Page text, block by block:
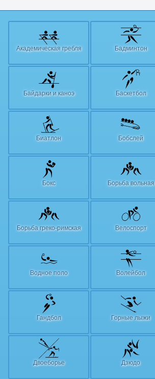
Академическая гребля Бадминтон
Байдарки и каноэ Баскетбол
Биатлон Бобслей
Бокс Борьба вольная
Борьба греко-римская Велоспорт
Водное поло Волейбол
Гандбол Горные лыжи
Двоеборье Дзюдо